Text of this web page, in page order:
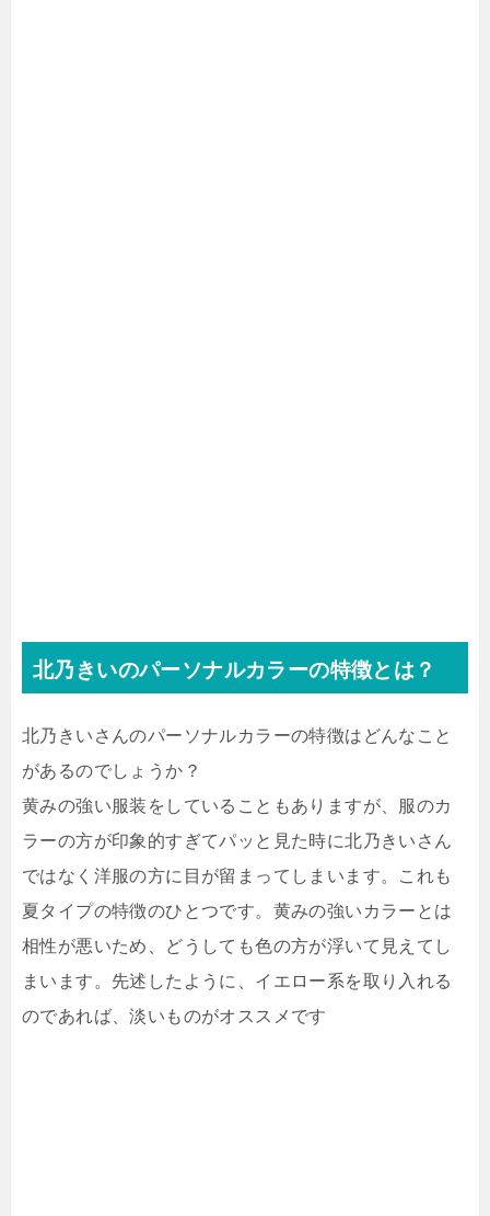
北乃きいのパーソナルカラーの特徴とは？
北乃きいさんのパーソナルカラーの特徴はどんなこと
があるのでしょうか？
黄みの強い服装をしていることもありますが、服のカ
ラーの方が印象的すぎてパッと見た時に北乃きいさん
ではなく洋服の方に目が留まってしまいます。これも
夏タイプの特徴のひとつです。黄みの強いカラーとは
相性が悪いため、どうしても色の方が浮いて見えてし
まいます。先述したように、イエロー系を取り入れる
のであれば、淡いものがオススメです